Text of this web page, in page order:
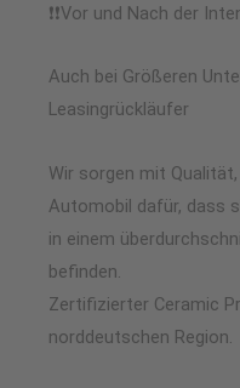
❗❗Vor und Nach der
Auch bei Größeren
Leasingrückläufer
Wir sorgen mit
Automobil dafür, dass
in einem
befinden.
Zertifizierter Ceramic
norddeutschen Region.